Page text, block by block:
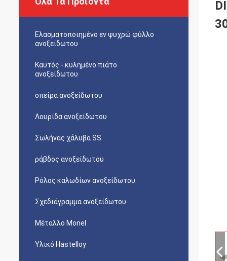
Ελασματοποιημένο εν ψυχρώ φύλλο
ανοξείδωτου
Καυτός - κυλημένο πιάτο
ανοξείδωτου
σπείρα ανοξείδωτου
Λουρίδα ανοξείδωτου
Σωλήνας χάλυβα SS
ράβδος ανοξείδωτου
Ρόλος καλωδίων ανοξείδωτου
Σχεδιάγραμμα ανοξείδωτου
Μέταλλο Monel
Υλικό Hastelloy